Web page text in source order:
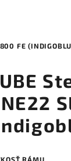
FE